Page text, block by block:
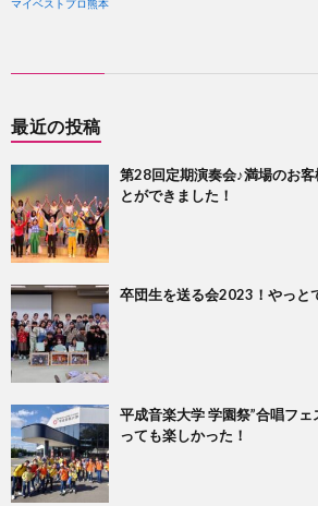
最近の投稿
第28回定期演奏会♪満場のお
とができました！
卒団生を送る会2023！やっと
平成音楽大学 学園祭”合唱フェ
っても楽しかった！